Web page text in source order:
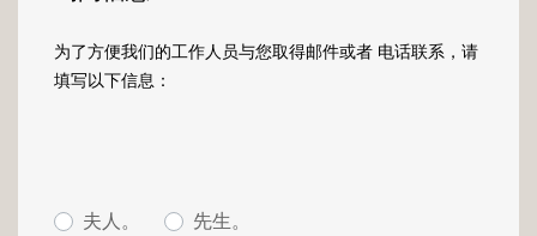
Une spacieuse suite parentale occupe
l'entièreté du deuxième étage. Elle propose
为了方便我们的工作人员与您取得邮件或者 电话联系，请
填写以下信息：
夫人。 先生。